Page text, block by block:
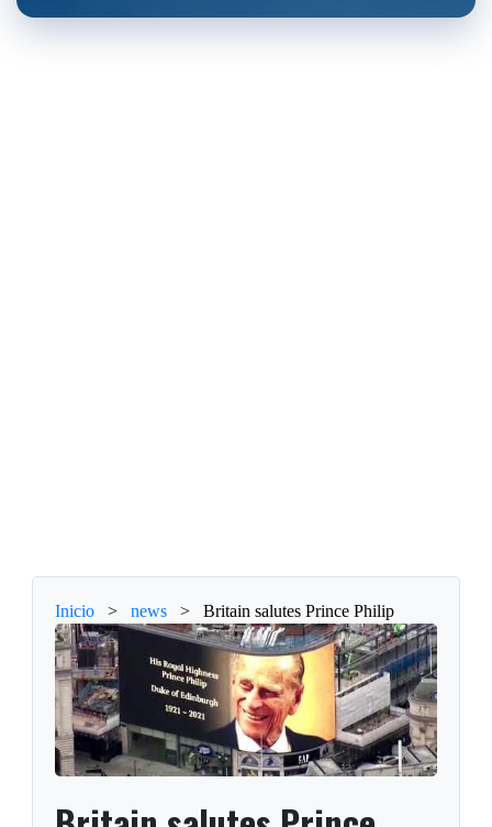
Inicio > news > Britain salutes Prince Philip